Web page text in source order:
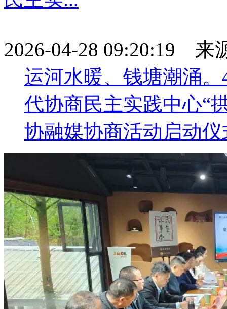
2026-04-28 09:20:19 来
运河水暖、钱塘潮涌
代协商民主实践中心“
协融媒协商活动启动